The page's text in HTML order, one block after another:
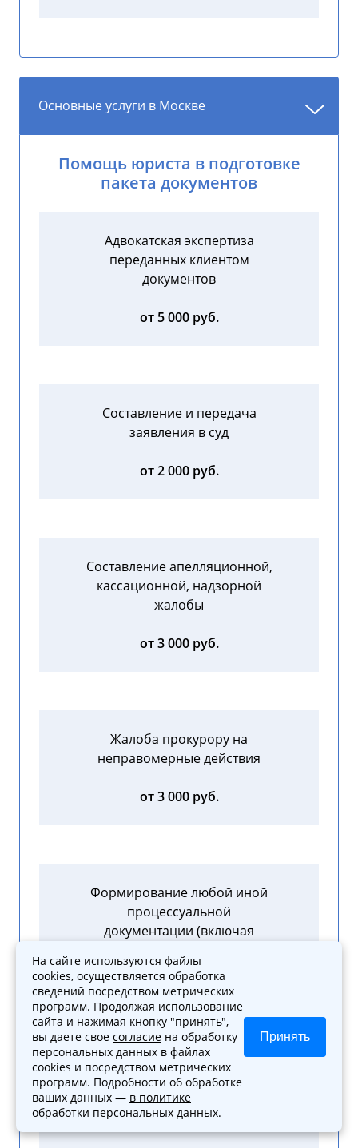
Основные услуги в Москве
Помощь юриста в подготовке
пакета документов
Адвокатская экспертиза
переданных клиентом
документов
от 5 000 руб.
Составление и передача
заявления в суд
от 2 000 руб.
Составление апелляционной,
кассационной, надзорной
жалобы
от 3 000 руб.
Жалоба прокурору на
неправомерные действия
от 3 000 руб.
Формирование любой иной
процессуальной
документации (включая
от 3 000 руб.
Подготовка жалобы в
вышестоящие судебные
органы
На сайте используются файлы
cookies, осуществляется обработка
сведений посредством метрических
программ. Продолжая использование
сайта и нажимая кнопку "принять",
вы даете свое согласие на обработку
персональных данных в файлах
cookies и посредством метрических
программ. Подробности об обработке
ваших данных — в политике
обработки персональных данных.
Принять